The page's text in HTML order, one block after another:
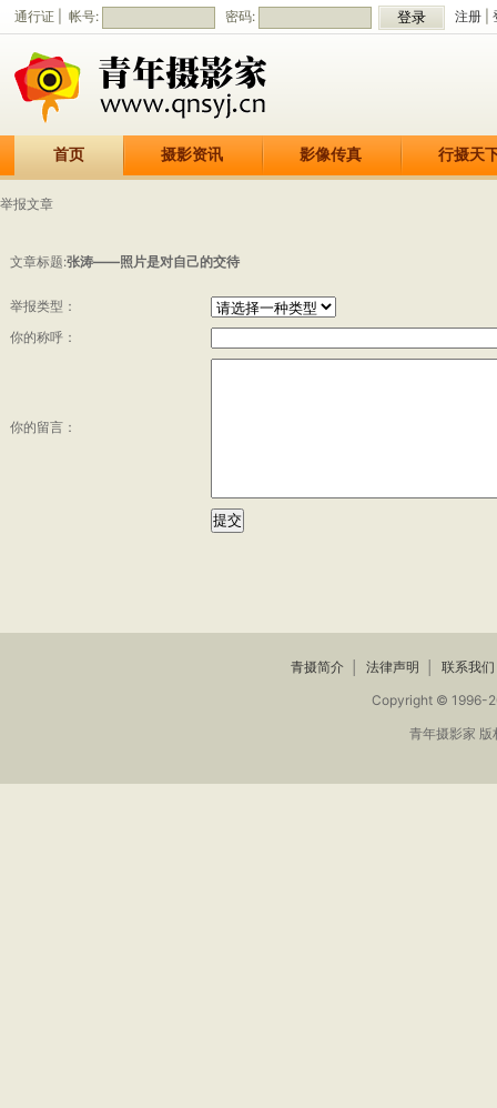
通行证 | 帐号: 密码: 注册
首页 摄影资讯 影像传真 行摄天
举报文章
文章标题:张涛——照片是对自己的交待
举报类型：
你的称呼：
你的留言：
青摄简介 法律声明 联系我们
Copyright © 1996-
青年摄影家